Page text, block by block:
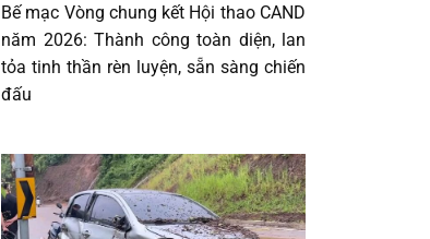
Bế mạc Vòng chung kết Hội thao CAND
năm 2026: Thành công toàn diện, lan
tỏa tinh thần rèn luyện, sẵn sàng chiến
đấu